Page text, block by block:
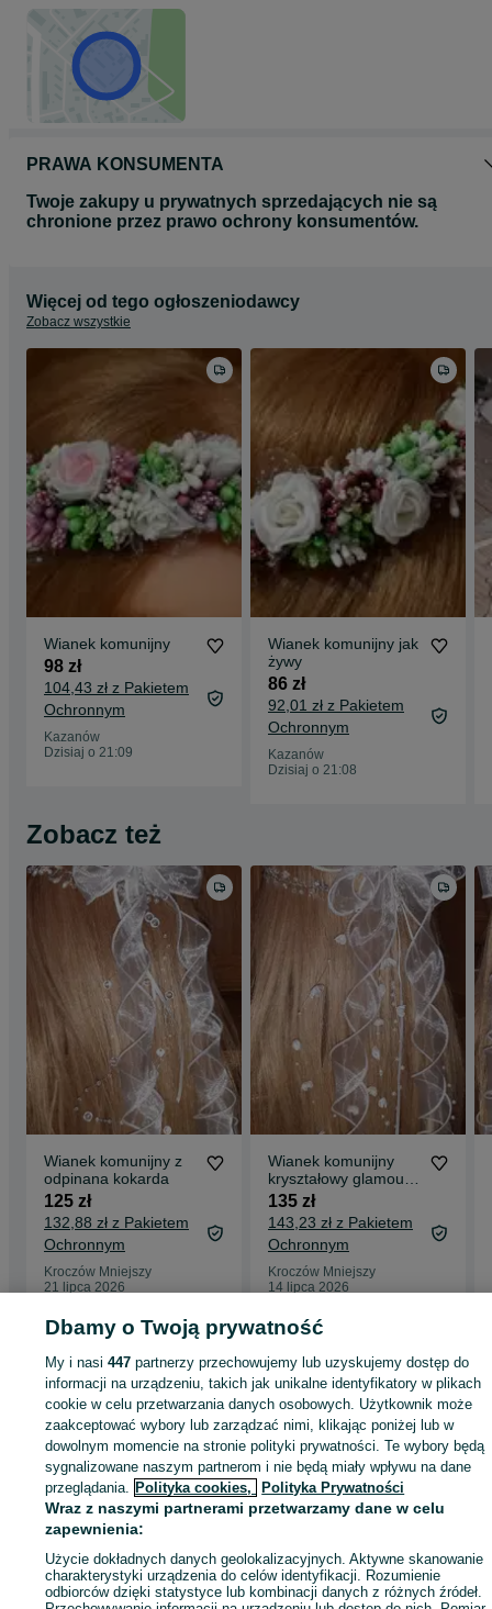
PRAWA KONSUMENTA
Twoje zakupy u prywatnych sprzedających nie są
chronione przez prawo ochrony konsumentów.
Więcej od tego ogłoszeniodawcy
Zobacz wszystkie
Wianek komunijny
98 zł
104,43 zł z Pakietem
Ochronnym
Kazanów
Dzisiaj o 21:09
Wianek komunijny jak
żywy
86 zł
92,01 zł z Pakietem
Ochronnym
Kazanów
Dzisiaj o 21:08
Zobacz też
Wianek komunijny z
odpinana kokarda
125 zł
132,88 zł z Pakietem
Ochronnym
Kroczów Mniejszy
21 lipca 2026
Wianek komunijny
kryształowy glamour z
odpinana kokarda
135 zł
143,23 zł z Pakietem
Ochronnym
Kroczów Mniejszy
14 lipca 2026
Strona główna Dla Dzieci Ubranka dla dziewczynek Komunia
Komunia -
Mazowieckie
Komunia - Kroczów Mniejszy
KATEGORIA
ID:989576525 Wyświetlenia:
Kup
Dbamy o Twoją prywatność
My i nasi447 partnerzy przechowujemy lub uzyskujemy dostęp do
informacji na urządzeniu, takich jak unikalne identyfikatory w plikach
cookie w celu przetwarzania danych osobowych. Użytkownik może
zaakceptować wybory lub zarządzać nimi, klikając poniżej lub w
dowolnym momencie na stronie polityki prywatności. Te wybory będą
sygnalizowane naszym partnerom i nie będą miały wpływu na dane
przeglądania. Polityka cookies, Polityka Prywatności
Wraz z naszymi partnerami przetwarzamy dane w celu
zapewnienia:
Użycie dokładnych danych geolokalizacyjnych. Aktywne skanowanie
charakterystyki urządzenia do celów identyfikacji. Rozumienie
odbiorców dzięki statystyce lub kombinacji danych z różnych źródeł.